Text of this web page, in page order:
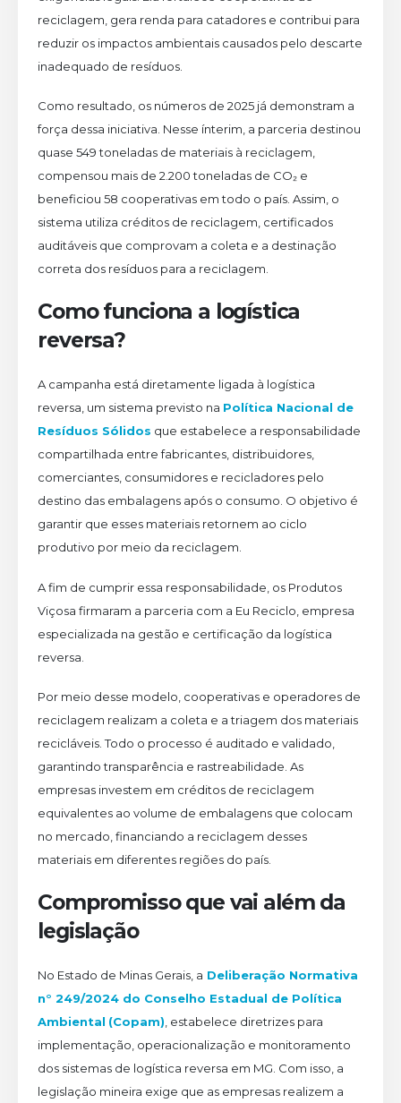
reciclagem, gera renda para catadores e contribui para
reduzir os impactos ambientais causados pelo descarte
inadequado de resíduos.
Como resultado, os números de 2025 já demonstram a
força dessa iniciativa. Nesse ínterim, a parceria destinou
quase 549 toneladas de materiais à reciclagem,
compensou mais de 2.200 toneladas de CO₂ e
beneficiou 58 cooperativas em todo o país. Assim, o
sistema utiliza créditos de reciclagem, certificados
auditáveis que comprovam a coleta e a destinação
correta dos resíduos para a reciclagem.
Como funciona a logística
reversa?
A campanha está diretamente ligada à logística
reversa, um sistema previsto na Política Nacional de
Resíduos Sólidos que estabelece a responsabilidade
compartilhada entre fabricantes, distribuidores,
comerciantes, consumidores e recicladores pelo
destino das embalagens após o consumo. O objetivo é
garantir que esses materiais retornem ao ciclo
produtivo por meio da reciclagem.
A fim de cumprir essa responsabilidade, os Produtos
Viçosa firmaram a parceria com a Eu Reciclo, empresa
especializada na gestão e certificação da logística
reversa.
Por meio desse modelo, cooperativas e operadores de
reciclagem realizam a coleta e a triagem dos materiais
recicláveis. Todo o processo é auditado e validado,
garantindo transparência e rastreabilidade. As
empresas investem em créditos de reciclagem
equivalentes ao volume de embalagens que colocam
no mercado, financiando a reciclagem desses
materiais em diferentes regiões do país.
Compromisso que vai além da
legislação
No Estado de Minas Gerais, a Deliberação Normativa
n° 249/2024 do Conselho Estadual de Política
Ambiental (Copam) , estabelece diretrizes para
implementação, operacionalização e monitoramento
dos sistemas de logística reversa em MG. Com isso, a
legislação mineira exige que as empresas realizem a